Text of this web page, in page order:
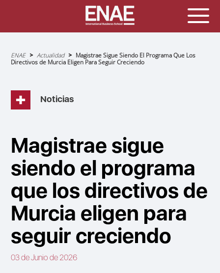
Sobrescribir
enlaces
de
navegación
ENAE Actualidad
Magistrae Sigue Siendo El Programa Que Los
Directivos de Murcia Eligen Para Seguir Creciendo
Noticias
Magistrae sigue
siendo el programa
que los directivos de
Murcia eligen para
seguir creciendo
03 de Junio de 2026